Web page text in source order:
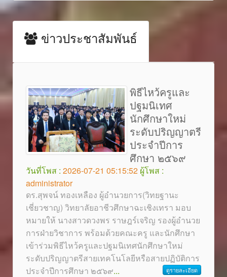
ข่าวประชาสัมพันธ์
พิธีไหว้ครูและ
ปฐมนิเทศ
นักศึกษาใหม่
ระดับปริญญาตรี
ประจำปีการ
ศึกษา ๒๕๖๙
วันที่โพส : 2026-07-21 05:15:52 ผู้โพส :
administrator
ดร.สุพจน์ ทองเหลือง ผู้อำนวยการ(วิทยฐานะ
เชี่ยวชาญ) วิทยาลัยอาชีวศึกษาฉะเชิงเทรา มอบ
หมายให้ นางสาวดวงพร ราษฎร์เจริญ รองผู้อำนวย
การฝ่ายวิชาการ พร้อมด้วยคณะครู และนักศึกษา
เข้าร่วมพิธีไหว้ครูและปฐมนิเทศนักศึกษาใหม่
ระดับปริญญาตรีสายเทคโนโลยีหรือสายปฏิบัติการ
ประจำปีการศึกษา ๒๕๖๙... ดูรายละเอียด